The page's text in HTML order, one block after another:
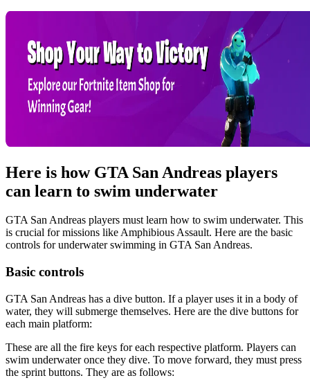
Here is how GTA San Andreas players
can learn to swim underwater
GTA San Andreas players must learn how to swim underwater. This
is crucial for missions like Amphibious Assault. Here are the basic
controls for underwater swimming in GTA San Andreas.
Basic controls
GTA San Andreas has a dive button. If a player uses it in a body of
water, they will submerge themselves. Here are the dive buttons for
each main platform:
These are all the fire keys for each respective platform. Players can
swim underwater once they dive. To move forward, they must press
the sprint buttons. They are as follows: